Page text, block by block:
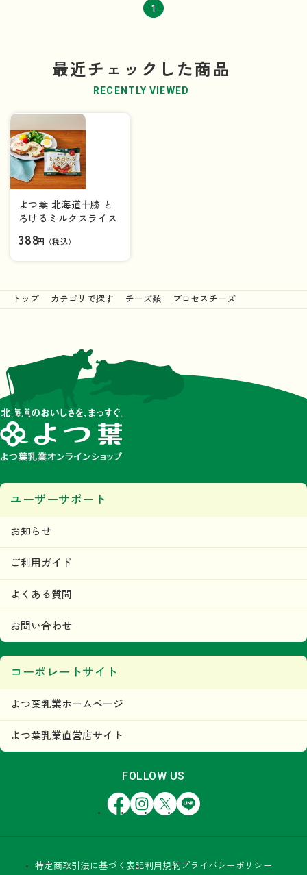
1
最近チェックした商品
RECENTLY VIEWED
よつ葉 北海道十勝 と
ろけるミルクスライス
388円（税込）
トップ カテゴリで探す チーズ類 プロセスチーズ
ユーザーサポート
お知らせ
ご利用ガイド
よくある質問
お問い合わせ
コーポレートサイト
よつ葉乳業ホームページ
よつ葉乳業直営店サイト
FOLLOW US
FacebookInstagram
X LINE
特定商取引法に基づく表記利用規約 プライバシーポリシー